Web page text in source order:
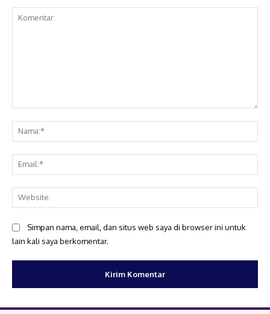
Simpan nama, email, dan situs web saya di browser ini untuk
lain kali saya berkomentar.